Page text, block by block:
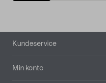
Bunntekst
Kundeservice
Min konto